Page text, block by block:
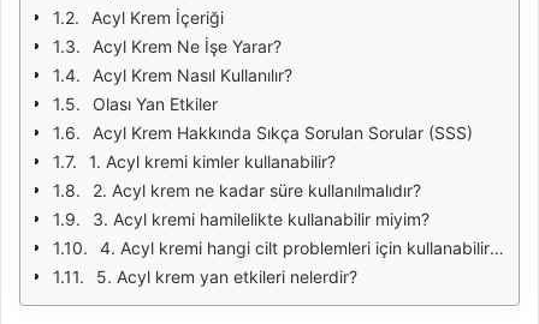
Acyl Krem İçeriği
Acyl Krem Ne İşe Yarar?
Acyl Krem Nasıl Kullanılır?
Olası Yan Etkiler
Acyl Krem Hakkında Sıkça Sorulan Sorular (SSS)
1. Acyl kremi kimler kullanabilir?
2. Acyl krem ne kadar süre kullanılmalıdır?
3. Acyl kremi hamilelikte kullanabilir miyim?
4. Acyl kremi hangi cilt problemleri için kullanabilirim?
5. Acyl krem yan etkileri nelerdir?